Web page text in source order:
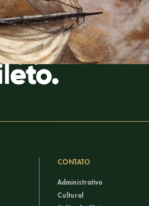
CONTATO
Administrativo
Cultural